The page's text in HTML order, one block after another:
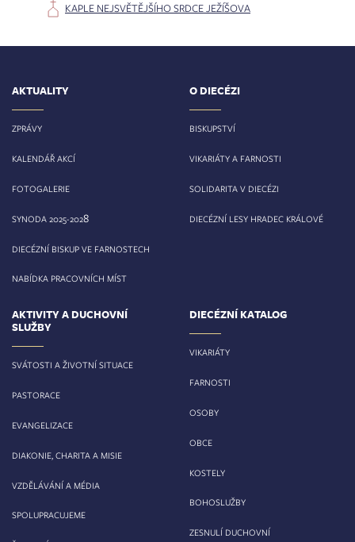
KAPLE NEJSVĚTĚJŠÍHO SRDCE JEŽÍŠOVA
AKTUALITY
ZPRÁVY
KALENDÁŘ AKCÍ
FOTOGALERIE
SYNODA 2025-2028
DIECÉZNÍ BISKUP VE FARNOSTECH
NABÍDKA PRACOVNÍCH MÍST
O DIECÉZI
BISKUPSTVÍ
VIKARIÁTY A FARNOSTI
SOLIDARITA V DIECÉZI
DIECÉZNÍ LESY HRADEC KRÁLOVÉ
AKTIVITY A DUCHOVNÍ
SLUŽBY
SVÁTOSTI A ŽIVOTNÍ SITUACE
PASTORACE
EVANGELIZACE
DIAKONIE, CHARITA A MISIE
VZDĚLÁVÁNÍ A MÉDIA
SPOLUPRACUJEME
DIECÉZNÍ KATALOG
VIKARIÁTY
FARNOSTI
OSOBY
OBCE
KOSTELY
BOHOSLUŽBY
ZESNULÍ DUCHOVNÍ